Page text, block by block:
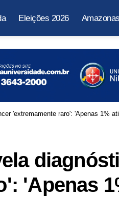
Eleições 2026 Amazonas
'extremamente raro': 'Apenas 1%
'Apenas